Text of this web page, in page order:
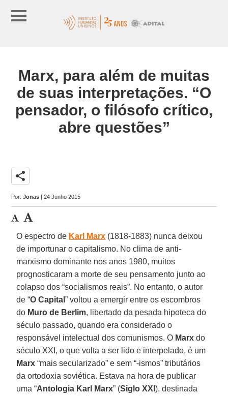
Marx, para além de muitas
de suas interpretações. “O
pensador, o filósofo crítico,
abre questões”
share
Por:Jonas | 24 Junho 2015
O espectro de Karl Marx (1818-1883) nunca deixou
de importunar o capitalismo. No clima de anti-
marxismo dominante nos anos 1980, muitos
prognosticaram a morte de seu pensamento junto ao
colapso dos “socialismos reais”. No entanto, o autor
de “O Capital” voltou a emergir entre os escombros
do Muro de Berlim, libertado da pesada hipoteca do
século passado, quando era considerado o
responsável intelectual dos comunismos. O Marx do
século XXI, o que volta a ser lido e interpelado, é um
Marx “mais secularizado” e sem “-ismos” tributários
da ortodoxia soviética. Estava na hora de publicar
uma “Antologia Karl Marx” (Siglo XXI), destinada